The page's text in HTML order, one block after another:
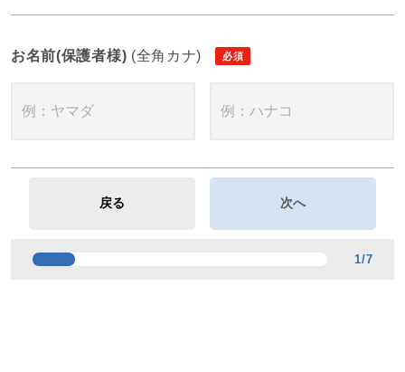
お名前(保護者様) (全角カナ)
1/7